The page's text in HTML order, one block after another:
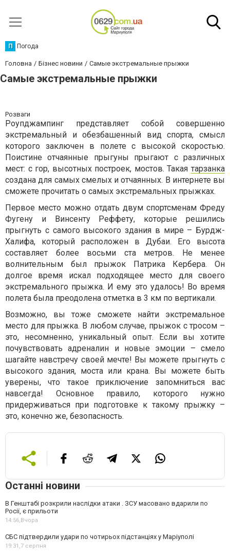
П Погода
Головна Бізнес новини Самые экстремальные прыжки
Самые экстремальные прыжки
Розваги
Роупджампинг представляет собой совершенно
экстремальный и обезбашенный вид спорта, смысл
которого заключен в полете с высокой скоростью.
Поистине отчаянные прыгуны прыгают с различных
мест: с гор, высотных построек, мостов. Такая тарзанка
создана для самых смелых и отчаянных. В интернете вы
сможете прочитать о самых экстремальных прыжках.
Первое место можно отдать двум спортсменам Фреду
Фугену и Винсенту Реффету, которые решились
прыгнуть с самого высокого здания в мире – Бурдж-
Халифа, который расположен в Дубаи. Его высота
составляет более восьми ста метров. Не менее
волнительным был прыжок Патрика Кербера. Он
долгое время искал подходящее место для своего
экстремального прыжка. И ему это удалось! Во время
полета была преодолена отметка в 3 км по вертикали.
Возможно, вы тоже сможете найти экстремальное
место для прыжка. В любом случае, прыжок с тросом –
это, несомненно, уникальный опыт. Если вы хотите
почувствовать адреналин и новые эмоции – смело
шагайте навстречу своей мечте! Вы можете прыгнуть с
высокого здания, моста или крана. Вы можете быть
уверены, что такое приключение запомниться вас
навсегда! Основное правило, которого нужно
придерживаться при подготовке к такому прыжку –
это, конечно же, безопасность.
Останні новини
В Генштабі розкрили наслідки атаки . ЗСУ масовано вдарили по
Росії, є прильоти
14:56,Вчора
СБС підтвердили удари по чотирьох підстанціях у Маріуполі
19:31,7 серпня